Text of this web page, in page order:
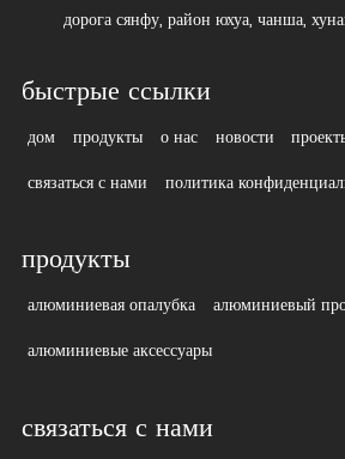
дорога сянфу, район юхуа, чанша,
быстрые ссылки
дом продукты о нас новости
связаться с нами
политика
продукты
алюминиевая опалубка
алюминиевый
алюминиевые аксессуары
связаться с нами